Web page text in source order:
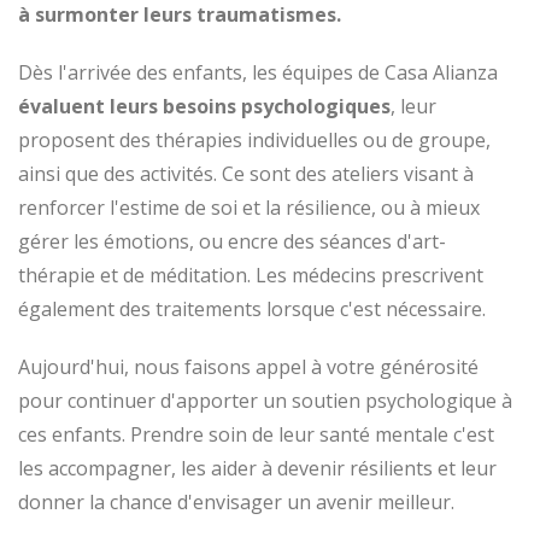
à surmonter leurs traumatismes.
Dès l'arrivée des enfants, les équipes de Casa Alianza
évaluent leurs besoins psychologiques, leur
proposent des thérapies individuelles ou de groupe,
ainsi que des activités. Ce sont des ateliers visant à
renforcer l'estime de soi et la résilience, ou à mieux
gérer les émotions, ou encre des séances d'art-
thérapie et de méditation. Les médecins prescrivent
également des traitements lorsque c'est nécessaire.
Aujourd'hui, nous faisons appel à votre générosité
pour continuer d'apporter un soutien psychologique à
ces enfants. Prendre soin de leur santé mentale c'est
les accompagner, les aider à devenir résilients et leur
donner la chance d'envisager un avenir meilleur.